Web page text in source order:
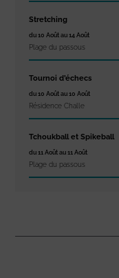
Stretching
du 10 Août au 14 Août
Plage du passous
Tournoi d’échecs
du 10 Août au 10 Août
Résidence Challe
Tchoukball et Spikeball
du 11 Août au 11 Août
Plage du passous